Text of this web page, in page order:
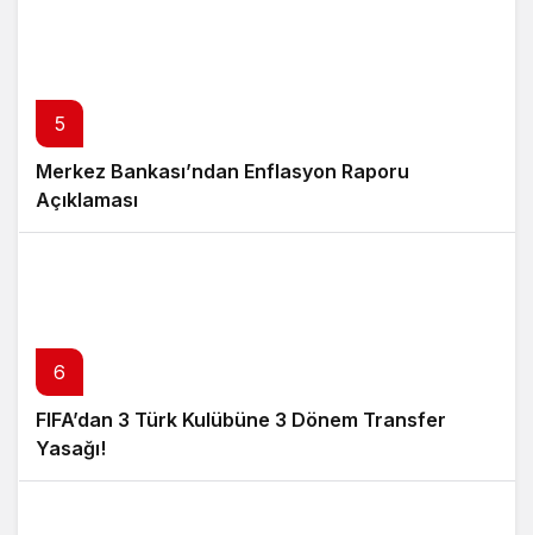
5
Merkez Bankası’ndan Enflasyon Raporu
Açıklaması
6
FIFA’dan 3 Türk Kulübüne 3 Dönem Transfer
Yasağı!